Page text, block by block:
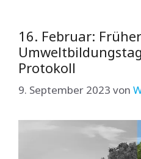
16. Februar:
Protokoll
9. September 2023 von